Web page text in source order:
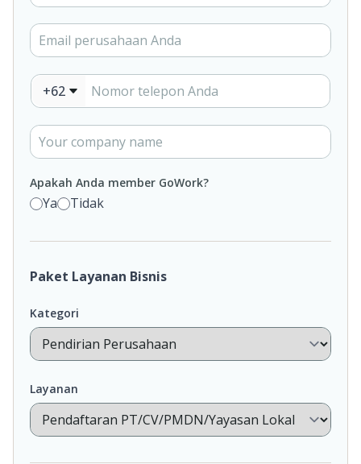
+62
Apakah Anda member GoWork?
Ya Tidak
Paket Layanan Bisnis
Kategori
Layanan